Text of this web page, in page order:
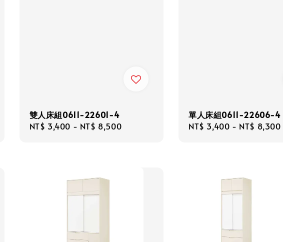
雙人床組0611-22601-4
Regular
NT$ 3,400 - NT$ 8,500
單人床組0611-22606-4
Regular
NT$ 3,400 - NT$ 8,300